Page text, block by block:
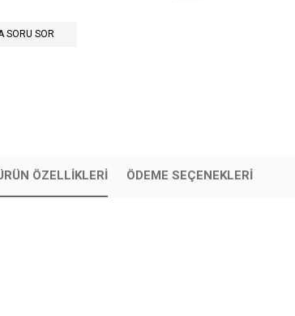
SORU SOR
ÖZELLIKLERI ÖDEME SEÇENEKLERI